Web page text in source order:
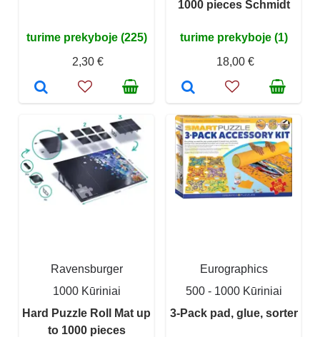
turime prekyboje (225)
2,30 €
1000 pieces Schmidt
turime prekyboje (1)
18,00 €
Ravensburger
1000 Kūriniai
Hard Puzzle Roll Mat up
to 1000 pieces
Eurographics
500 - 1000 Kūriniai
3-Pack pad, glue, sorter